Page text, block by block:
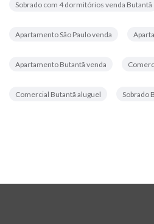
Sobrado com 4 dormitórios venda Butantã
Apartamento São Paulo venda
Apartamento Butantã venda
Comercial Butantã aluguel Sobrado